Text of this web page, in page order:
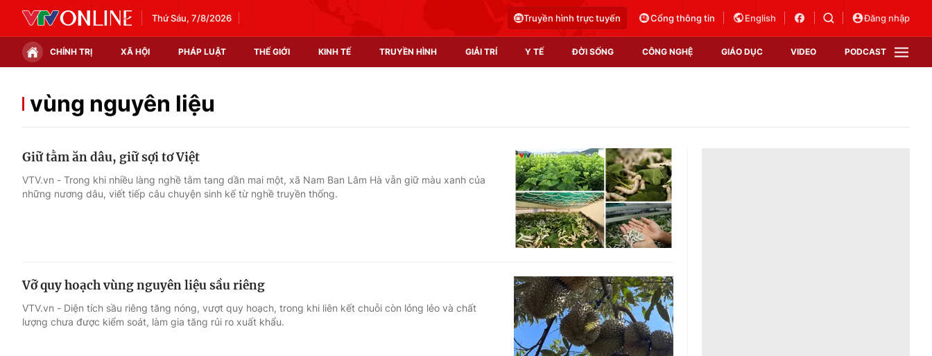
Thứ Sáu, 7/8/2026 Truyền hình trực tuyến Cổng thông tin English Đăng nhập
CHÍNH TRỊ XÃ HỘI PHÁP LUẬT THẾ GIỚI KINH TẾ TRUYỀN HÌNH GIẢI TRÍ Y TẾ ĐỜI SỐNG CÔNG NGHỆ GIÁO DỤC VIDEO PODCAST
Chính trị Xã hội
Thế giới đó đây
Thị trường
Video
Shorts video
Podcast
EMagazine
Photo
Infographic
Góc ảnh
VTV Sức khoẻ
vùng nguyên liệu
Giữ tằm ăn dâu, giữ sợi tơ Việt
VTV.vn - Trong khi nhiều làng nghề tằm tang dần mai một, xã Nam Ban Lâm Hà vẫn giữ màu xanh của
những nương dâu, viết tiếp câu chuyện sinh kế từ nghề truyền thống.
Vỡ quy hoạch vùng nguyên liệu sầu riêng
VTV.vn - Diện tích sầu riêng tăng nóng, vượt quy hoạch, trong khi liên kết chuỗi còn lỏng lẻo và chất
lượng chưa được kiểm soát, làm gia tăng rủi ro xuất khẩu.